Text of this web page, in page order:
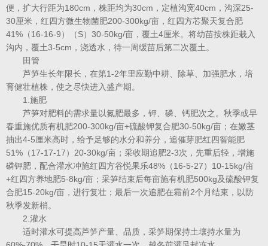
便，扩大行距为180cm，株距均为30cm，定植沟宽40cm，沟深25-
30厘米，红四方微生物菌肥200-300kg/亩，红四方芯聚天复合肥
41%（16-16-9）（S）30-50kg/亩，覆土4厘米。将幼苗按株距栽入
沟内，覆土3-5cm，浇透水，待一周缓苗后第二次覆土。
田管
芦笋生长年限长，在第1-2年里应勤中耕、除草、加强肥水，培
育健壮植株，使之尽快进入盛产期。
1.施肥
芦笋对肥料的需求量以氮肥最多，钾、磷、钙肥次之。秋季或早
春重施优质有机肥200-300kg/亩+硫酸钾复合肥30-50kg/亩；在嫩茎
抽出4-5厘米高时，给予足够的水分和养分，追催芽肥红四智能肥
51%（17-17-17）20-30kg/亩；采收期追肥2-3次，先重后轻，增施
磷钾肥，配合灌水冲施红四方谷悦果乐48%（16-5-27）10-15kg/亩
+红四方养地肥5-8kg/亩；采笋结束后每亩施有机肥500kg及硫酸钾复
合肥15-20kg/亩，进行复壮；最后一次追肥在霜前2个月结束，以防
秋季发新梢。
2.灌水
适时灌水可提高芦笋产量、品质，采笋期保持土壤持水量为